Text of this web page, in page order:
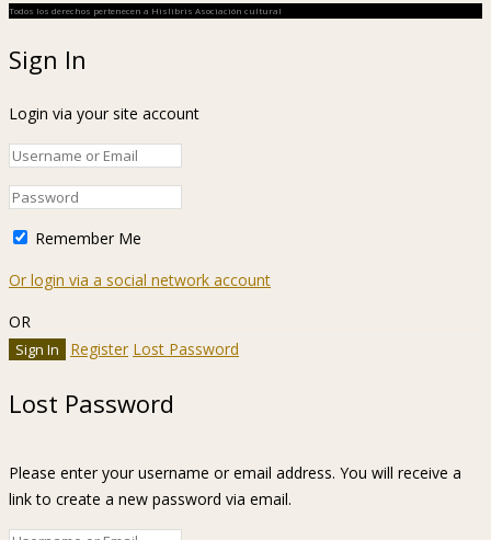
Todos los derechos pertenecen a Hislibris Asociación cultural
Sign In
Login via your site account
Remember Me
Or login via a social network account
OR
Register Lost Password
Lost Password
Please enter your username or email address. You will receive a
link to create a new password via email.